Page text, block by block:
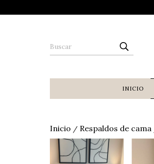
INICIO
Inicio / Respaldos de cama